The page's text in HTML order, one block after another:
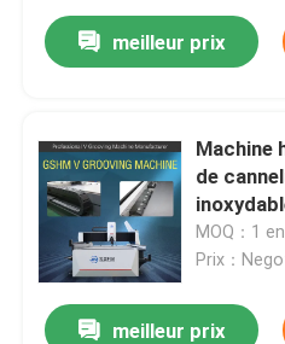
Produits
vidéos
A propos de nous
meilleur prix
Machine
de
de haute
MOQ：1
Prix：
meilleur prix